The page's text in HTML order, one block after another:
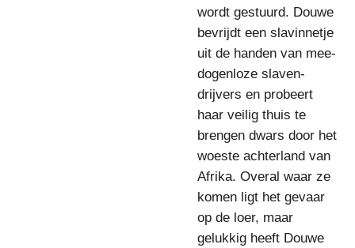
wordt gestuurd. Douwe
bevrijdt een slavinnetje
uit de handen van mee-
dogenloze slaven-
drijvers en probeert
haar veilig thuis te
brengen dwars door het
woeste achterland van
Afrika. Overal waar ze
komen ligt het gevaar
op de loer, maar
gelukkig heeft Douwe